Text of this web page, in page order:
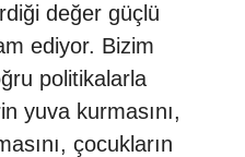
değer güçlü
ediyor. Bizim
politikalarla
yuva kurmasını,
çocukların